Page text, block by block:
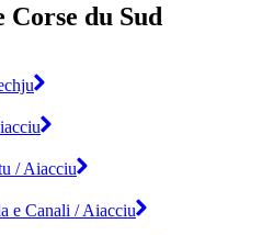
Corse du Sud
/ Aiacciu
e Canali / Aiacciu